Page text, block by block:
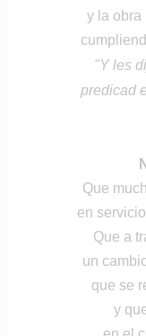
y la obra
"Y les
predicad
Que
en
Que a
un
que se
y